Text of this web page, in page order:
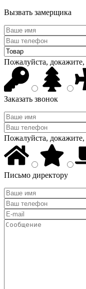
Вызвать замерщика
Пожалуйста,
Заказать звонок
Пожалуйста,
Письмо директору